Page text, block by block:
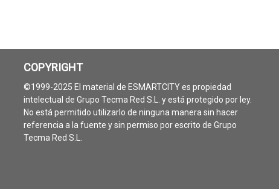
COPYRIGHT
©1999-2025 El material de ESMARTCITY es propiedad
intelectual de Grupo Tecma Red S.L. y está protegido por ley.
No está permitido utilizarlo de ninguna manera sin hacer
referencia a la fuente y sin permiso por escrito de Grupo
Tecma Red S.L.